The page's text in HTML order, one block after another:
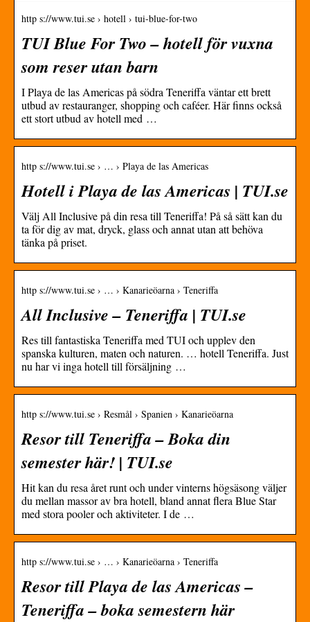
http s://www.tui.se › hotell › tui-blue-for-two
TUI Blue For Two – hotell för vuxna
som reser utan barn
I Playa de las Americas på södra Teneriffa väntar ett brett
utbud av restauranger, shopping och caféer. Här finns också
ett stort utbud av hotell med …
http s://www.tui.se › … › Playa de las Americas
Hotell i Playa de las Americas | TUI.se
Välj All Inclusive på din resa till Teneriffa! På så sätt kan du
ta för dig av mat, dryck, glass och annat utan att behöva
tänka på priset.
http s://www.tui.se › … › Kanarieöarna › Teneriffa
All Inclusive – Teneriffa | TUI.se
Res till fantastiska Teneriffa med TUI och upplev den
spanska kulturen, maten och naturen. … hotell Teneriffa. Just
nu har vi inga hotell till försäljning …
http s://www.tui.se › Resmål › Spanien › Kanarieöarna
Resor till Teneriffa – Boka din
semester här! | TUI.se
Hit kan du resa året runt och under vinterns högsäsong väljer
du mellan massor av bra hotell, bland annat flera Blue Star
med stora pooler och aktiviteter. I de …
http s://www.tui.se › … › Kanarieöarna › Teneriffa
Resor till Playa de las Americas –
Teneriffa – boka semestern här